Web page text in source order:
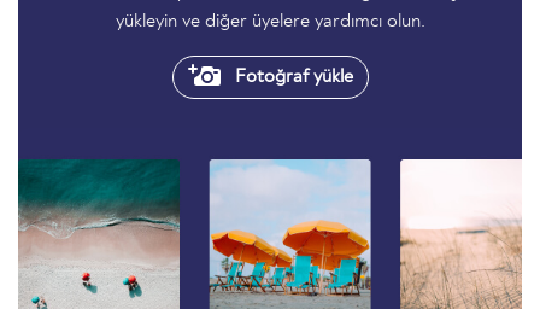
yükleyin ve diğer üyelere yardımcı olun.
Fotoğraf yükle